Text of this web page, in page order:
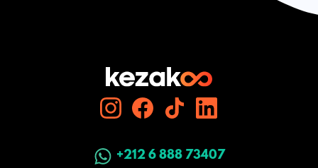
+212 6 888 73407